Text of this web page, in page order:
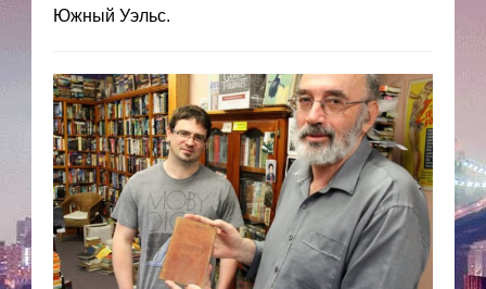
Южный Уэльс.